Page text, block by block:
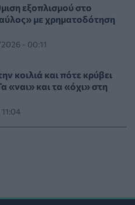
στα ΤΕΠ του
ξήλωσαν»
μόνο το
εξοπλισμού στο
με χρηματοδότηση
- 00:11
κοιλιά και πότε κρύβει
«ναι» και τα «όχι» στη